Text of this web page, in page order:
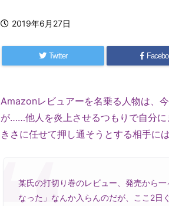
2019年6月27日
Twitter
Amazonレビュアーを名乗る人物は、
が……他人を炎上させるつもりで自分
きさに任せて押し通そうとする相手に
某氏の打切り巻のレビュー、発売から
なった」なんか入らんのだが、ここ2日